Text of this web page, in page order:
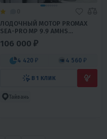
ЛОДОЧНЫЙ МОТОР PROMAX
SEA-PRO MP 9.9 AMHS
106 000 ₽
4 420 ₽ 4 560 ₽
В 1 КЛИК
Тайвань